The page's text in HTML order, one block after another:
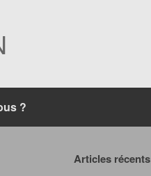
?
Articles récents